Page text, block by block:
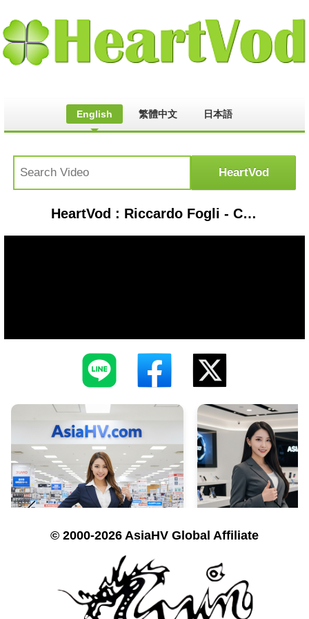
English 繁體中文 日本語
HeartVod : Riccardo Fogli - Che ne sai
© 2000-2026 AsiaHV Global Affiliate